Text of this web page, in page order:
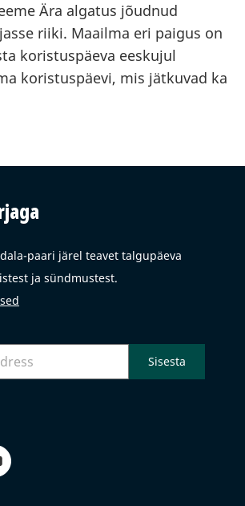
Ära algatus jõudnud
riiki. Maailma eri paigus on
koristuspäeva eeskujul
koristuspäevi, mis jätkuvad ka
paari järel teavet talgupäeva
ja sündmustest.